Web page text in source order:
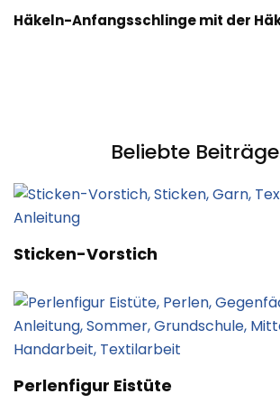
Häkeln-Anfangsschlinge mit der
Beliebte
Sticken-Vorstich
Perlenfigur Eistüte